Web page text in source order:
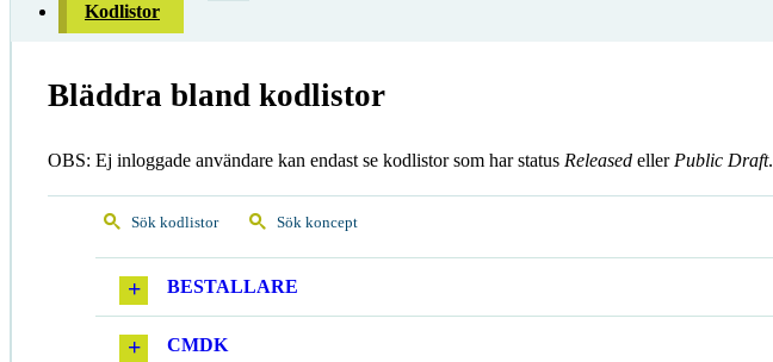
Kodlistor
Bläddra bland kodlistor
OBS: Ej inloggade användare kan endast se kodlistor som har status Released eller Public Draft.
Sök kodlistor Sök koncept
BESTALLARE
CMDK